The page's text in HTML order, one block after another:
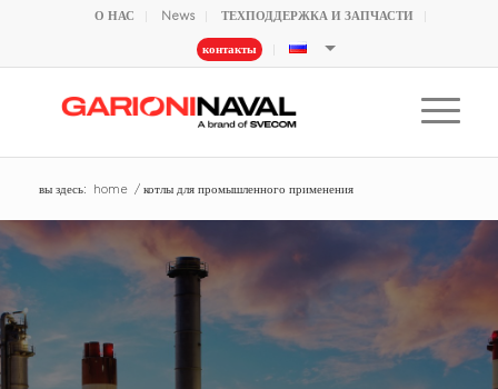
О НАС News ТЕХПОДДЕРЖКА И ЗАПЧАСТИ
контакты
вы здесь: home / котлы для промышленного применения
КОТЛЫ ДЛЯ